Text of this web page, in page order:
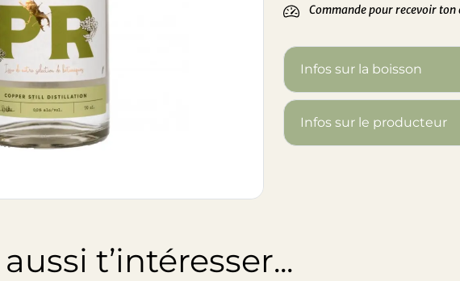
Commande pour recevoir ton
Infos sur la boisson
Infos sur le producteur
t’intéresser...